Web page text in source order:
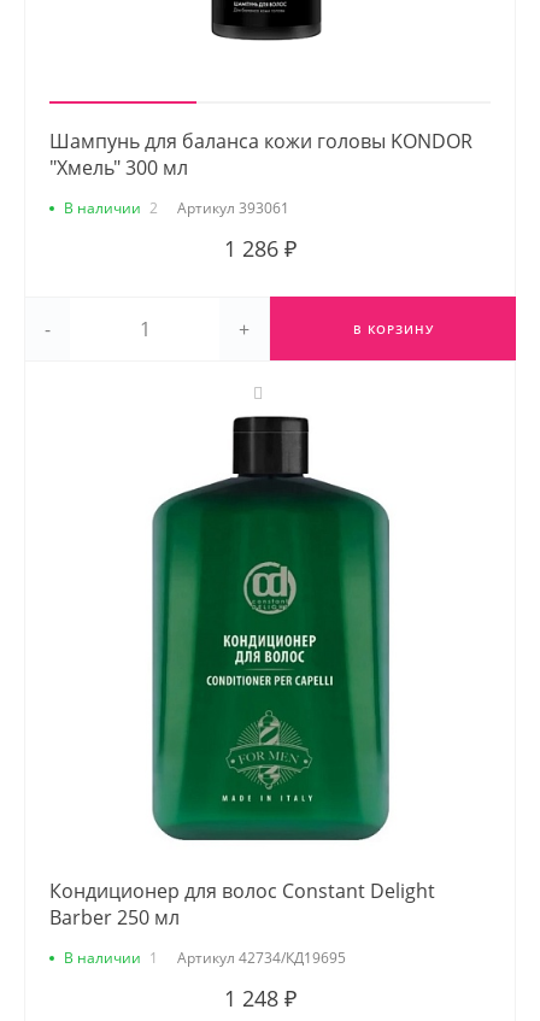
Шампунь для баланса кожи головы KONDOR
"Хмель" 300 мл
В наличии 2 Артикул 393061
1 286 ₽
- + В КОРЗИНУ
Кондиционер для волос Constant Delight
Barber 250 мл
В наличии 1 Артикул 42734/КД19695
1 248 ₽